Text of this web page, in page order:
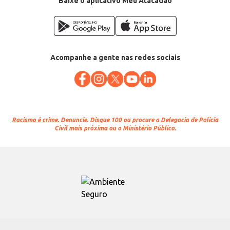
Acompanhe a gente nas redes sociais
Racismo é crime. Denuncie. Disque 100 ou procure a Delegacia de Polícia
Civil mais próxima ou o Ministério Público.